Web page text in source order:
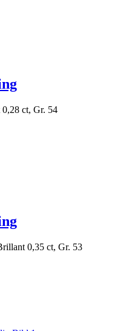
ct, Gr. 54
0,35 ct, Gr. 53